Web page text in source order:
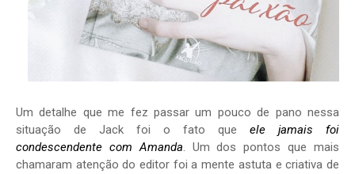
Um detalhe que me fez passar um pouco de pano nessa
situação de Jack foi o fato que ele jamais foi
condescendente com Amanda. Um dos pontos que mais
chamaram atenção do editor foi a mente astuta e criativa de